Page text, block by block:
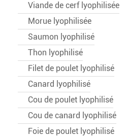
Viande de cerf lyophilisée
Morue lyophilisée
Saumon lyophilisé
Thon lyophilisé
Filet de poulet lyophilisé
Canard lyophilisé
Cou de poulet lyophilisé
Cou de canard lyophilisé
Foie de poulet lyophilisé